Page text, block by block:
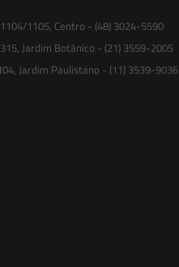
1105, Centro - (48) 3024-5590
Jardim Botânico - (21) 3559-2005
Jardim Paulistano - (11) 3539-9036